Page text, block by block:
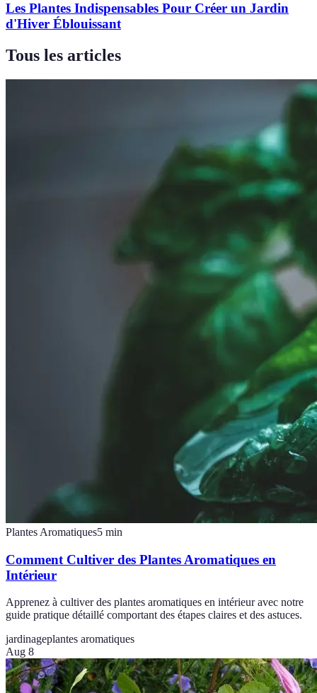
Les Plantes Indispensables Pour Créer un Jardin
d'Hiver Éblouissant
Tous les articles
Plantes Aromatiques5 min
Comment Cultiver des Plantes Aromatiques en
Intérieur
Apprenez à cultiver des plantes aromatiques en intérieur avec notre
guide pratique détaillé comportant des étapes claires et des astuces.
jardinageplantes aromatiques
Aug 8